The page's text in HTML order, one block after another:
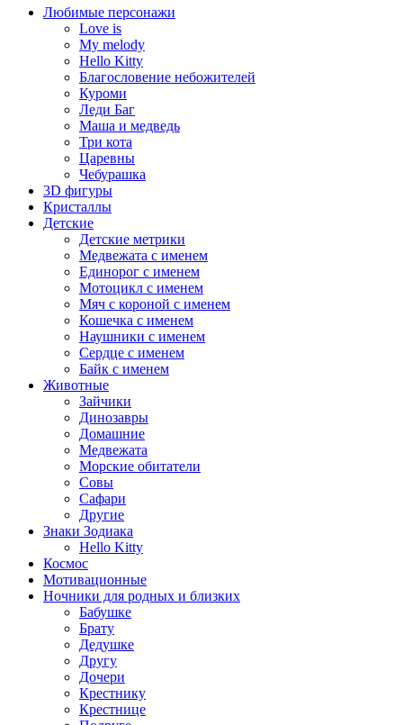
Любимые персонажи
Love is
My melody
Hello Kitty
Благословение небожителей
Куроми
Леди Баг
Маша и медведь
Три кота
Царевны
Чебурашка
3D фигуры
Кристаллы
Детские
Детские метрики
Медвежата с именем
Единорог с именем
Мотоцикл с именем
Мяч с короной с именем
Кошечка с именем
Наушники с именем
Сердце с именем
Байк с именем
Животные
Зайчики
Динозавры
Домашние
Медвежата
Морские обитатели
Совы
Сафари
Другие
Знаки Зодиака
Hello Kitty
Космос
Мотивационные
Ночники для родных и близких
Бабушке
Брату
Дедушке
Другу
Дочери
Крестнику
Крестнице